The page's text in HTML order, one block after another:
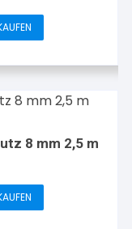
8 mm 2,5 m